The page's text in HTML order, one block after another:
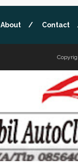
About Contact